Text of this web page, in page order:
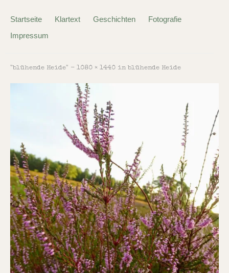
Startseite Klartext Geschichten
Fotografie
Impressum
"blühende Heide" - 1080 × 1440 in blühende Heide